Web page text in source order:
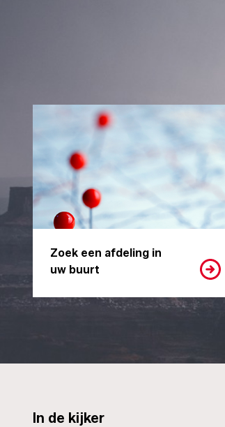
Zoek een afdeling in
uw buurt
In de kijker